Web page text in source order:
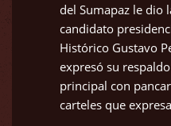
del Sumapaz le dio
candidato
Histórico Gustavo
expresó su
principal con
carteles que